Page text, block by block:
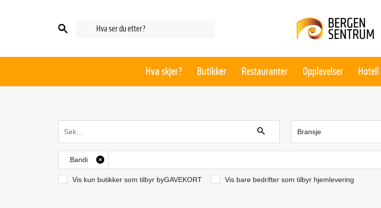
Hva skjer? Butikker Restauranter Opplevelser Hotell
Bransje
Bandi
Vis kun butikker som tilbyr byGAVEKORT Vis bare bedrifter som tilbyr hjemlevering